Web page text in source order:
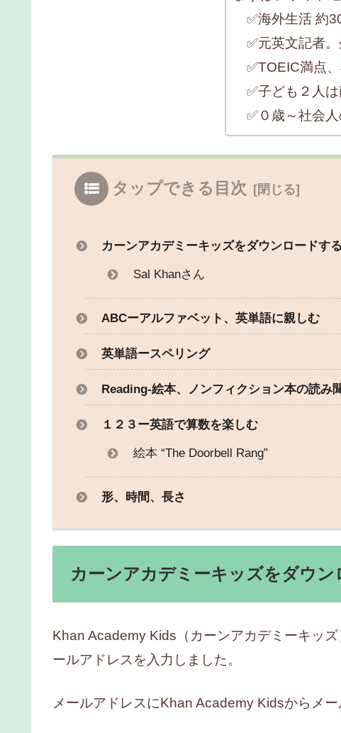
✅海外生活 約
✅元英文記者。
✅TOEIC満点
✅子ども２人
✅０歳～社会
タップできる目次
カーンアカデミーキッズをダウンロードする
Sal Khanさん
ABCーアルファベット、英単語に親しむ
英単語ースペリング
Reading-絵本、ノンフィクション本の読み
１２３ー英語で算数を楽しむ
絵本 “The Doorbell Rang”
形、時間、長さ
カーンアカデミーキッズをダウン
Khan Academy Kids（カーンアカデミーキッ
ールアドレスを入力しました。
メールアドレスにKhan Academy Kidsからメ